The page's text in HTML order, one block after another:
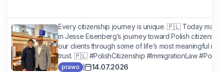
Every citizenship journey is unique. 🇵🇱 Today
in Jesse Eisenberg’s journey toward Polish
our clients through some of life’s most meaningful
trust. 🇵🇱 #PolishCitizenship #ImmigrationLaw #Pol...
prawo 14.07.2026